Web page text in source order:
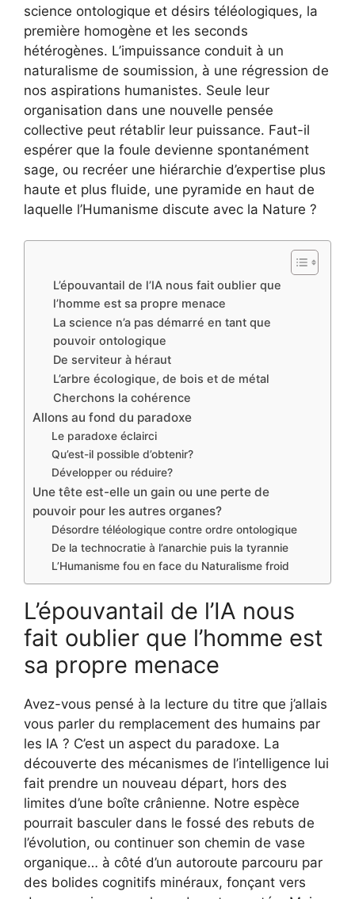
science ontologique et désirs téléologiques, la
première homogène et les seconds
hétérogènes. L’impuissance conduit à un
naturalisme de soumission, à une régression de
nos aspirations humanistes. Seule leur
organisation dans une nouvelle pensée
collective peut rétablir leur puissance. Faut-il
espérer que la foule devienne spontanément
sage, ou recréer une hiérarchie d’expertise plus
haute et plus fluide, une pyramide en haut de
laquelle l’Humanisme discute avec la Nature ?
L’épouvantail de l’IA nous fait oublier que
l’homme est sa propre menace
La science n’a pas démarré en tant que
pouvoir ontologique
De serviteur à héraut
L’arbre écologique, de bois et de métal
Cherchons la cohérence
Allons au fond du paradoxe
Le paradoxe éclairci
Qu’est-il possible d’obtenir?
Développer ou réduire?
Une tête est-elle un gain ou une perte de
pouvoir pour les autres organes?
Désordre téléologique contre ordre ontologique
De la technocratie à l’anarchie puis la tyrannie
L’Humanisme fou en face du Naturalisme froid
L’épouvantail de l’IA nous
fait oublier que l’homme est
sa propre menace
Avez-vous pensé à la lecture du titre que j’allais
vous parler du remplacement des humains par
les IA ? C’est un aspect du paradoxe. La
découverte des mécanismes de l’intelligence lui
fait prendre un nouveau départ, hors des
limites d’une boîte crânienne. Notre espèce
pourrait basculer dans le fossé des rebuts de
l’évolution, ou continuer son chemin de vase
organique… à côté d’un autoroute parcouru par
des bolides cognitifs minéraux, fonçant vers